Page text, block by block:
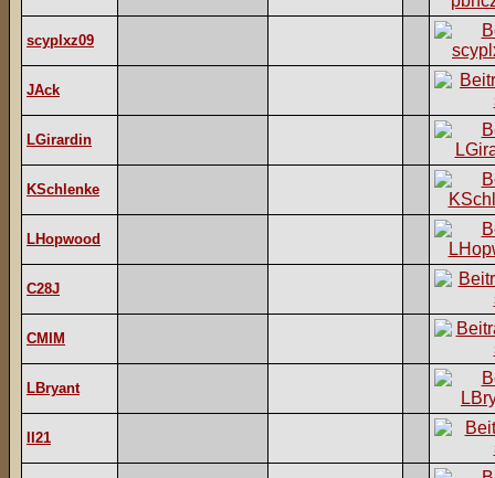
scyplxz09
JAck
LGirardin
KSchlenke
LHopwood
C28J
CMIM
LBryant
II21